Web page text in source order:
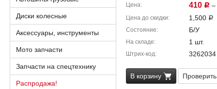
Цена 410 Р –
Цена до скидки 1,500 Р
Состояние Б/У
На складе 1 шт.
Штрих-код 3262034
В корзину
Диски колесные
Аксессуары, инструменты
Мото запчасти
Запчасти на спецтехнику
Распродажа!